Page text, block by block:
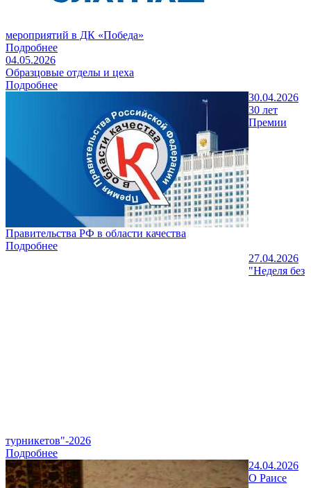
мероприятий в ДК «Победа»
Подробнее
04.05.2026
Образцовые отделы и цеха
Подробнее
30.04.2026
30 лет
Премии
Правительства РФ в области качества
Подробнее
27.04.2026
"Неделя без
турникетов"-2026
Подробнее
24.04.2026
О Раисе